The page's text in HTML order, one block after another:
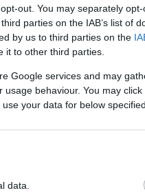
out. You may separately
parties on the IAB’s list of
by us to third parties on the
it to other third parties.
Google services and may
behaviour. You may
your data for below
data.
percorridas
de
elétricos é
Peugeot é
o dia a dia, a
e de serviço